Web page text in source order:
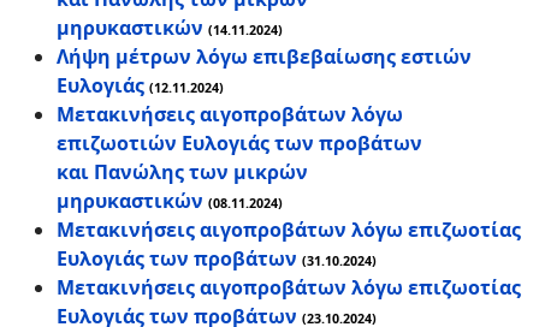
μηρυκαστικών (14.11.2024)
Λήψη μέτρων λόγω επιβεβαίωσης εστιών
Ευλογιάς (12.11.2024)
Μετακινήσεις αιγοπροβάτων λόγω
επιζωοτιών Ευλογιάς των προβάτων
και Πανώλης των μικρών
μηρυκαστικών (08.11.2024)
Μετακινήσεις αιγοπροβάτων λόγω επιζωοτίας
Ευλογιάς των προβάτων (31.10.2024)
Μετακινήσεις αιγοπροβάτων λόγω επιζωοτίας
Ευλογιάς των προβάτων (23.10.2024)